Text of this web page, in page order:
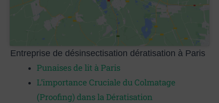
Entreprise de désinsectisation dératisation à Paris​
Punaises de lit à Paris
L’importance Cruciale du Colmatage
(Proofing) dans la Dératisation